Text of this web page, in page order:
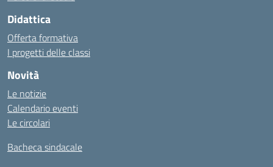
Didattica
Offerta formativa
I progetti delle classi
Novità
Le notizie
Calendario eventi
Le circolari
Bacheca sindacale